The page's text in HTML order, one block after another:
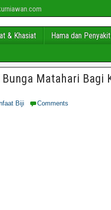
& Khasiat Hama dan Penyakit
Matahari Bagi
Biji Comments